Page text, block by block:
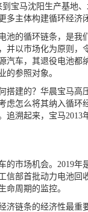
马沈阳生产基地、
多主体构建循环经济
的循环链条，是我们
并以市场化为原则，
汽车，其退役电池
的参照对象。
建的？华晨宝马高
虑怎么将其纳入循
追溯起来，宝马
市场机会。2019年
信部首批动力电池
命周期的监控。
链条的经济性最重